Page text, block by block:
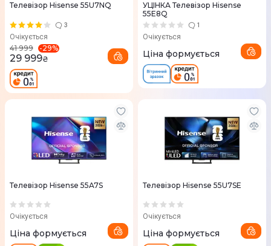
Телевізор Hisense 55U7NQ
3
Очікується
41 999 -29%
29 999₴
УЦІНКА Телевізор Hisense
55E8Q
1
Очікується
Ціна формується
Телевізор Hisense 55A7S
Очікується
Ціна формується
Телевізор Hisense 55U7SE
Очікується
Ціна формується